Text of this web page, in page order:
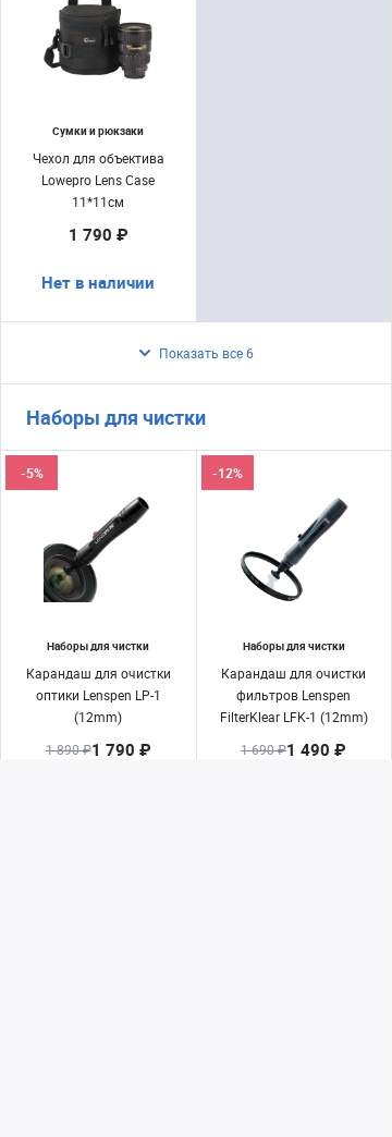
Сумки и рюкзаки
Чехол для объектива
Lowepro Lens Case
11*11см
1 790 ₽
Нет в наличии
Показать все 6
Наборы для чистки
Наборы для чистки
Карандаш для очистки
оптики Lenspen LP-1
(12mm)
-5%
1 890 ₽1 790 ₽
Наборы для чистки
Карандаш для очистки
фильтров Lenspen
FilterKlear LFK-1 (12mm)
-12%
1 690 ₽1 490 ₽